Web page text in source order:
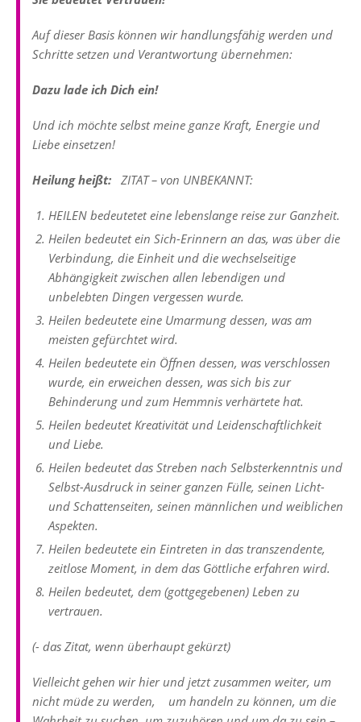
Auf dieser Basis können wir handlungsfähig werden und
Schritte setzen und Verantwortung übernehmen:
Dazu lade ich Dich ein!
Und ich möchte selbst meine ganze Kraft, Energie und
Liebe einsetzen!
Heilung heißt: ZITAT – von UNBEKANNT:
HEILEN bedeutetet eine lebenslange reise zur Ganzheit.
Heilen bedeutet ein Sich-Erinnern an das, was über die
Verbindung, die Einheit und die wechselseitige
Abhängigkeit zwischen allen lebendigen und
unbelebten Dingen vergessen wurde.
Heilen bedeutete eine Umarmung dessen, was am
meisten gefürchtet wird.
Heilen bedeutete ein Öffnen dessen, was verschlossen
wurde, ein erweichen dessen, was sich bis zur
Behinderung und zum Hemmnis verhärtete hat.
Heilen bedeutet Kreativität und Leidenschaftlichkeit
und Liebe.
Heilen bedeutet das Streben nach Selbsterkenntnis und
Selbst-Ausdruck in seiner ganzen Fülle, seinen Licht-
und Schattenseiten, seinen männlichen und weiblichen
Aspekten.
Heilen bedeutete ein Eintreten in das transzendente,
zeitlose Moment, in dem das Göttliche erfahren wird.
Heilen bedeutet, dem (gottgegebenen) Leben zu
vertrauen.
(- das Zitat, wenn überhaupt gekürzt)
Vielleicht gehen wir hier und jetzt zusammen weiter, um
nicht müde zu werden, um handeln zu können, um die